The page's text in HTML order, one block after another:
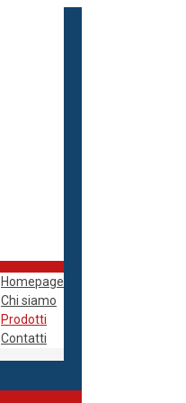
Homepage
Chi siamo
Prodotti
Contatti